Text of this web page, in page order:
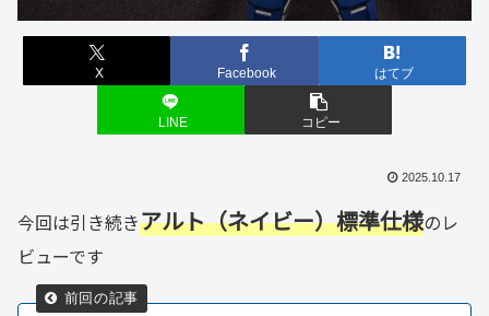
X Facebook はてブ
LINE コピー
2025.10.17
今回は引き続きアルト（ネイビー）標準仕様のレ
ビューです